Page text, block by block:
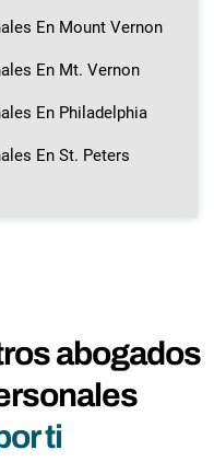
En Mount Vernon
En Mt. Vernon
En Philadelphia
En St. Peters
abogados
ti